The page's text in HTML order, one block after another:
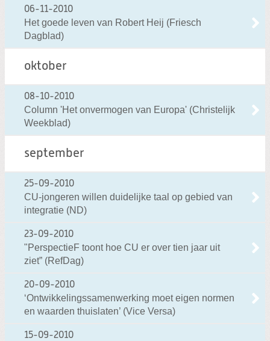
06-11-2010
Het goede leven van Robert Heij (Friesch
Dagblad)
oktober
08-10-2010
Column 'Het onvermogen van Europa' (Christelijk
Weekblad)
september
25-09-2010
CU-jongeren willen duidelijke taal op gebied van
integratie (ND)
23-09-2010
"PerspectieF toont hoe CU er over tien jaar uit
ziet” (RefDag)
20-09-2010
‘Ontwikkelingssamenwerking moet eigen normen
en waarden thuislaten’ (Vice Versa)
15-09-2010